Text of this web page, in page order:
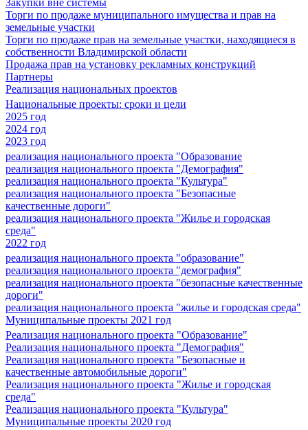
Закупки вне системы
Торги по продаже муниципального имущества и прав на
земельные участки
Торги по продаже прав на земельные участки, находящиеся в
собственности Владимирской области
Продажа прав на установку рекламных конструкций
Партнеры
Реализация национальных проектов
Национальные проекты: сроки и цели
2025 год
2024 год
2023 год
реализация национального проекта "Образование
реализация национального проекта "Демография"
реализация национального проекта "Культура"
реализация национального проекта "Безопасные
качественные дороги"
реализация национального проекта "Жилье и городская
среда"
2022 год
реализация национального проекта "образование"
реализация национального проекта "демография"
реализация национального проекта "безопасные качественные
дороги"
реализация национального проекта "жилье и городская среда"
Муниципальные проекты 2021 год
Реализация национального проекта "Образование"
Реализация национального проекта "Демография"
Реализация национального проекта "Безопасные и
качественные автомобильные дороги"
Реализация национального проекта "Жилье и городская
среда"
Реализация национального проекта "Культура"
Муниципальные проекты 2020 год